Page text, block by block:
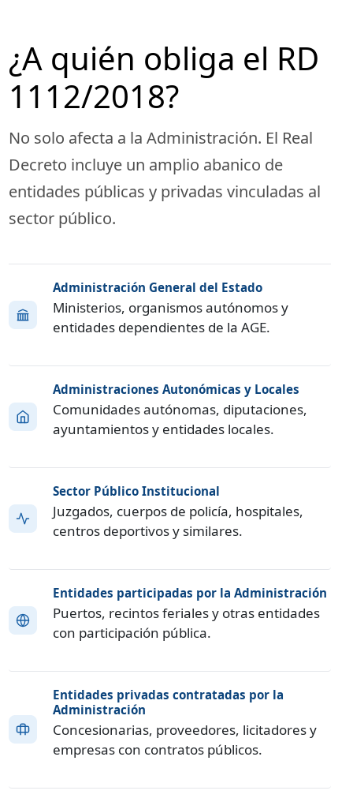
¿A quién obliga el RD
1112/2018?
No solo afecta a la Administración. El Real
Decreto incluye un amplio abanico de
entidades públicas y privadas vinculadas al
sector público.
Administración General del Estado
Ministerios, organismos autónomos y
entidades dependientes de la AGE.
Administraciones Autonómicas y Locales
Comunidades autónomas, diputaciones,
ayuntamientos y entidades locales.
Sector Público Institucional
Juzgados, cuerpos de policía, hospitales,
centros deportivos y similares.
Entidades participadas por la Administración
Puertos, recintos feriales y otras entidades
con participación pública.
Entidades privadas contratadas por la
Administración
Concesionarias, proveedores, licitadores y
empresas con contratos públicos.